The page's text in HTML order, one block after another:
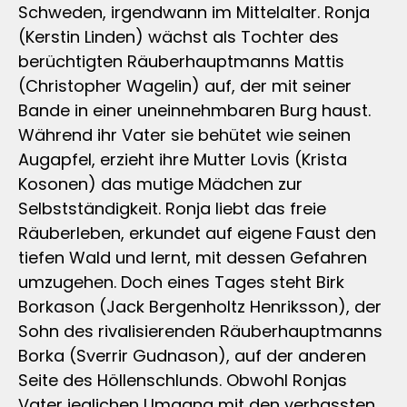
Schweden, irgendwann im Mittelalter. Ronja
(Kerstin Linden) wächst als Tochter des
berüchtigten Räuberhauptmanns Mattis
(Christopher Wagelin) auf, der mit seiner
Bande in einer uneinnehmbaren Burg haust.
Während ihr Vater sie behütet wie seinen
Augapfel, erzieht ihre Mutter Lovis (Krista
Kosonen) das mutige Mädchen zur
Selbstständigkeit. Ronja liebt das freie
Räuberleben, erkundet auf eigene Faust den
tiefen Wald und lernt, mit dessen Gefahren
umzugehen. Doch eines Tages steht Birk
Borkason (Jack Bergenholtz Henriksson), der
Sohn des rivalisierenden Räuberhauptmanns
Borka (Sverrir Gudnason), auf der anderen
Seite des Höllenschlunds. Obwohl Ronjas